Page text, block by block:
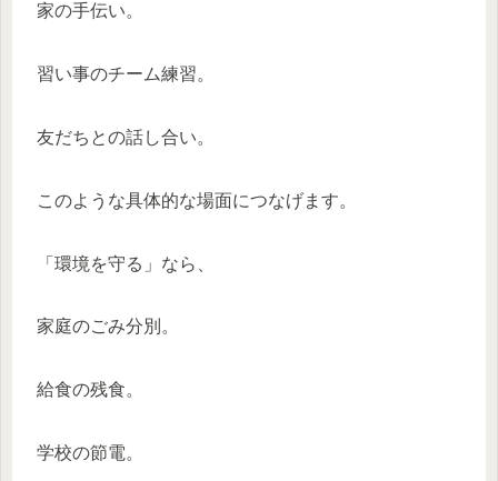
家の手伝い。
習い事のチーム練習。
友だちとの話し合い。
このような具体的な場面につなげます。
「環境を守る」なら、
家庭のごみ分別。
給食の残食。
学校の節電。